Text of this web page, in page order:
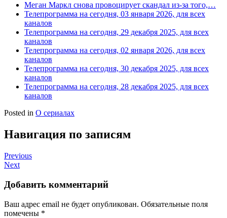
Меган Маркл снова провоцирует скандал из-за того,…
Телепрограмма на сегодня, 03 января 2026, для всех
каналов
Телепрограмма на сегодня, 29 декабря 2025, для всех
каналов
Телепрограмма на сегодня, 02 января 2026, для всех
каналов
Телепрограмма на сегодня, 30 декабря 2025, для всех
каналов
Телепрограмма на сегодня, 28 декабря 2025, для всех
каналов
Posted in О сериалах
Навигация по записям
Previous
Next
Добавить комментарий
Ваш адрес email не будет опубликован. Обязательные поля
помечены *